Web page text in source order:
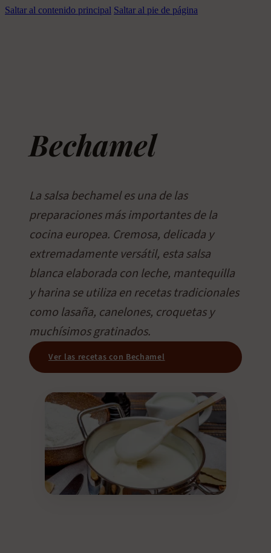
Saltar al contenido principal Saltar al pie de página
Bechamel
La salsa bechamel es una de las
preparaciones más importantes de la
cocina europea. Cremosa, delicada y
extremadamente versátil, esta salsa
blanca elaborada con leche, mantequilla
y harina se utiliza en recetas tradicionales
como lasaña, canelones, croquetas y
muchísimos gratinados.
Ver las recetas con Bechamel